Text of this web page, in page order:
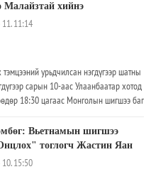
Малайзтай хийнэ
11:14
урьдчилсан нэгдүгээр шатны
сарын 10-аас Улаанбаатар хотод
18:30 цагаас Монголын шигшээ баг
нөгөө талд Таити Вьетнамын шигшээ
15:30 цагаас Тайланд - Таити,
Хэсгээс хамгийн өндөр оноо авсан
Вьетнамын шигшээ
тоглогч Жастин Яан
15:50